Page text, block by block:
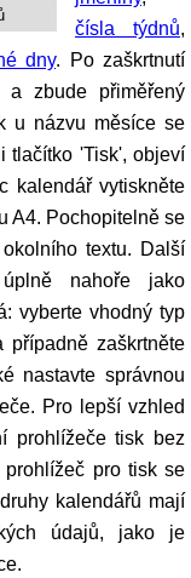
čísla týdnů,
dny. Po zaškrtnutí
zbude přiměřený
u názvu měsíce se
tlačítko 'Tisk', objeví
kalendář vytiskněte
A4. Pochopitelně se
textu. Další
nahoře jako
vyberte vhodný typ
případně zaškrtněte
nastavte správnou
Pro lepší vzhled
prohlížeče tisk bez
pro tisk se
kalendářů mají
údajů, jako je